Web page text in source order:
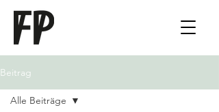
Beitrag
Alle Beiträge